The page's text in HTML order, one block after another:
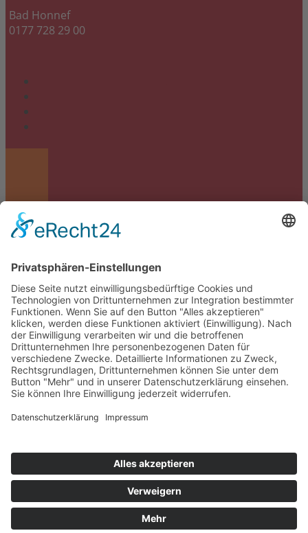
Bad Honnef
0177 728 29 00
2026 © Für Leib und Seele - kompetent, wenn es um
Gesundheitssport geht! - Bad
to
top